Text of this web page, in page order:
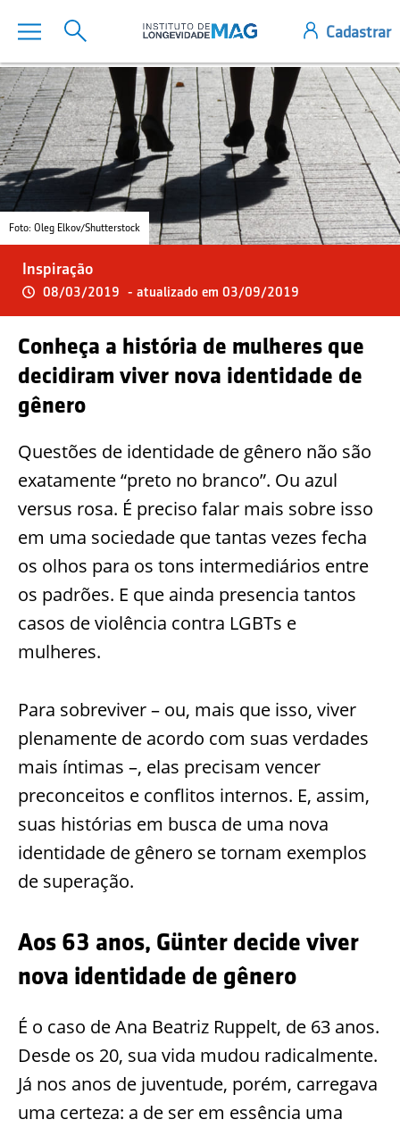
Foto: Oleg Elkov/Shutterstock
Inspiração
08/03/2019 - atualizado em 03/09/2019
Conheça a história de mulheres que
decidiram viver nova identidade de
gênero
Questões de identidade de gênero não são
exatamente “preto no branco”. Ou azul
versus rosa. É preciso falar mais sobre isso
em uma sociedade que tantas vezes fecha
os olhos para os tons intermediários entre
os padrões. E que ainda presencia tantos
casos de violência contra LGBTs e
mulheres.
Para sobreviver – ou, mais que isso, viver
plenamente de acordo com suas verdades
mais íntimas –, elas precisam vencer
preconceitos e conflitos internos. E, assim,
suas histórias em busca de uma nova
identidade de gênero se tornam exemplos
de superação.
Aos 63 anos, Günter decide viver
nova identidade de gênero
É o caso de Ana Beatriz Ruppelt, de 63 anos.
Desde os 20, sua vida mudou radicalmente.
Já nos anos de juventude, porém, carregava
uma certeza: a de ser em essência uma